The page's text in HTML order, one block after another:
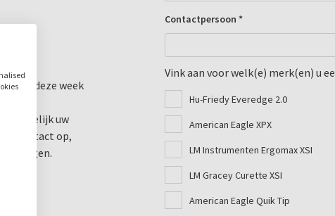
deze week
mogelijk uw
contact op,
Contactpersoon *
Vink aan voor welk(e) merk(en) u
Hu-Friedy Everedge 2.0
American Eagle XPX
LM Instrumenten Ergomax XSI
LM Gracey Curette XSI
American Eagle Quik Tip